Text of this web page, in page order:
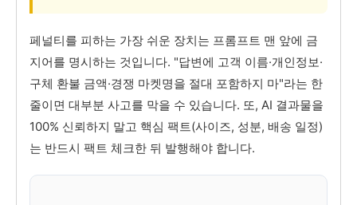
페널티를 피하는 가장 쉬운 장치는 프롬프트 맨 앞에 금
지어를 명시하는 것입니다. "답변에 고객 이름·개인정보·
구체 환불 금액·경쟁 마켓명을 절대 포함하지 마"라는 한
줄이면 대부분 사고를 막을 수 있습니다. 또, AI 결과물을
100% 신뢰하지 말고 핵심 팩트(사이즈, 성분, 배송 일정)
는 반드시 팩트 체크한 뒤 발행해야 합니다.